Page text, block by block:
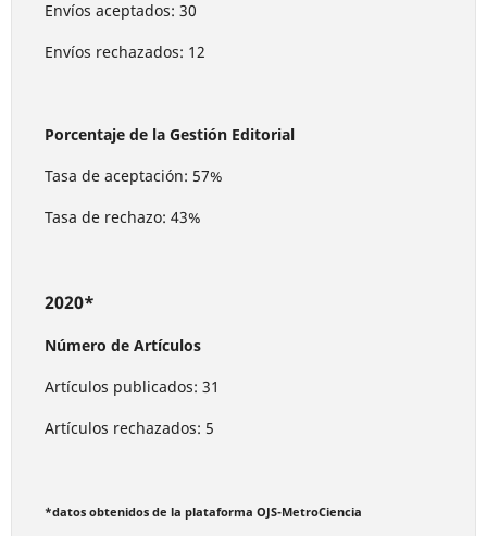
Envíos aceptados: 30
Envíos rechazados: 12
Porcentaje de la Gestión Editorial
Tasa de aceptación: 57%
Tasa de rechazo: 43%
2020*
Número de Artículos
Artículos publicados: 31
Artículos rechazados: 5
*datos obtenidos de la plataforma OJS-MetroCiencia